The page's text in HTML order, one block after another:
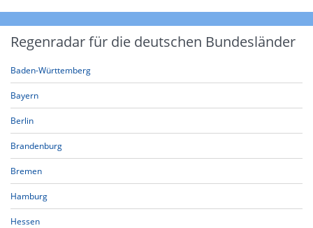
Regenradar für die deutschen Bundesländer
Baden-Württemberg
Bayern
Berlin
Brandenburg
Bremen
Hamburg
Hessen